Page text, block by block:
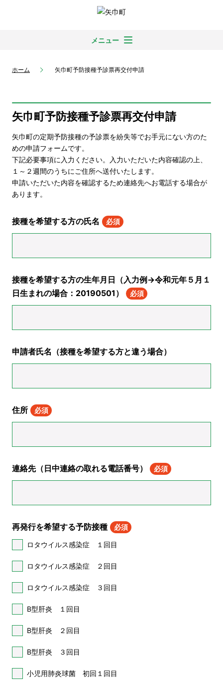
メニュー
ホーム 矢巾町予防接種予診票再交付申請
矢巾町予防接種予診票再交付申請
矢巾町の定期予防接種の予診票を紛失等でお手元にない方のた
めの申請フォームです。
下記必要事項に入力ください。入力いただいた内容確認の上、
１～２週間のうちにご住所へ送付いたします。
申請いただいた内容を確認するため連絡先へお電話する場合が
あります。
接種を希望する方の氏名 必須
接種を希望する方の生年月日（入力例→令和元年５月１
日生まれの場合：20190501）
必須
申請者氏名（接種を希望する方と違う場合）
住所 必須
連絡先（日中連絡の取れる電話番号） 必須
再発行を希望する予防接種 必須
ロタウイルス感染症 １回目
ロタウイルス感染症 ２回目
ロタウイルス感染症 ３回目
B型肝炎 １回目
B型肝炎 ２回目
B型肝炎 ３回目
小児用肺炎球菌 初回１回目